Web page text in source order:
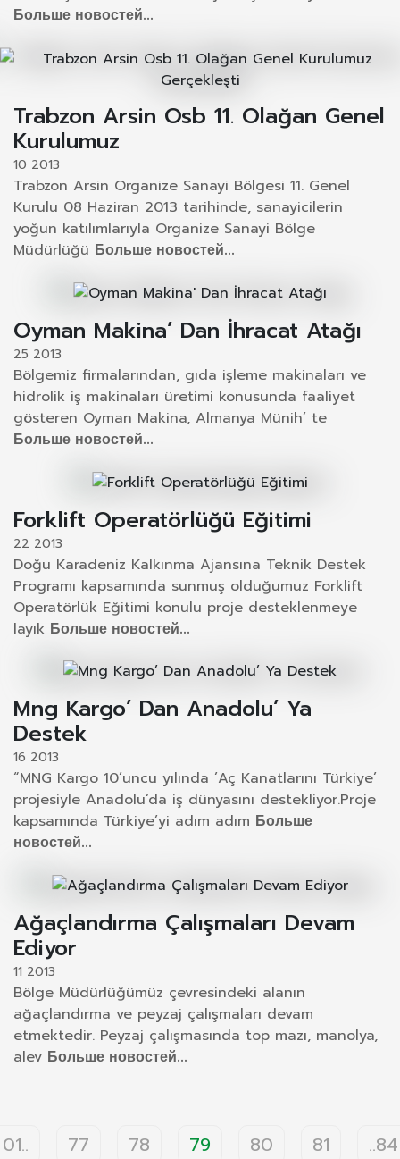
Больше новостей...
Trabzon Arsin Osb 11. Olağan Genel
Kurulumuz
10 2013
Trabzon Arsin Organize Sanayi Bölgesi 11. Genel
Kurulu 08 Haziran 2013 tarihinde, sanayicilerin
yoğun katılımlarıyla Organize Sanayi Bölge
Müdürlüğü Больше новостей...
Oyman Makina’ Dan İhracat Atağı
25 2013
Bölgemiz firmalarından, gıda işleme makinaları ve
hidrolik iş makinaları üretimi konusunda faaliyet
gösteren Oyman Makina, Almanya Münih’ te
Больше новостей...
Forklift Operatörlüğü Eğitimi
22 2013
Doğu Karadeniz Kalkınma Ajansına Teknik Destek
Programı kapsamında sunmuş olduğumuz Forklift
Operatörlük Eğitimi konulu proje desteklenmeye
layık Больше новостей...
Mng Kargo’ Dan Anadolu’ Ya
Destek
16 2013
“MNG Kargo 10’uncu yılında ’Aç Kanatlarını Türkiye’
projesiyle Anadolu’da iş dünyasını destekliyor.Proje
kapsamında Türkiye’yi adım adım Больше
новостей...
Ağaçlandırma Çalışmaları Devam
Ediyor
11 2013
Bölge Müdürlüğümüz çevresindeki alanın
ağaçlandırma ve peyzaj çalışmaları devam
etmektedir. Peyzaj çalışmasında top mazı, manolya,
alev Больше новостей...
01.. 77 78 79 80 81 ..84